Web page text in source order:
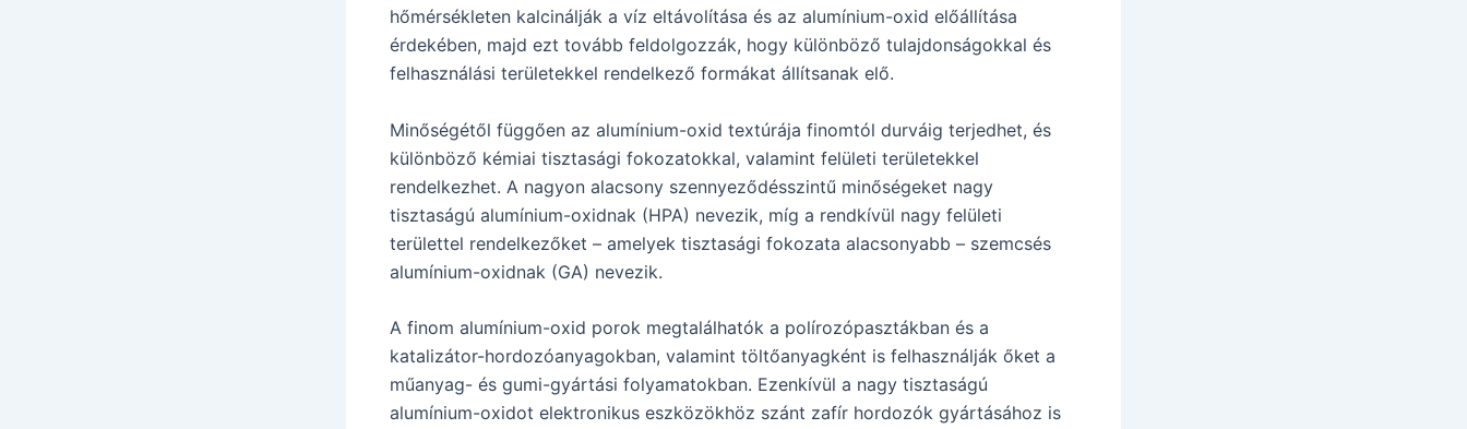
hőmérsékleten kalcinálják a víz eltávolítása és az alumínium-oxid előállítása
érdekében, majd ezt tovább feldolgozzák, hogy különböző tulajdonságokkal és
felhasználási területekkel rendelkező formákat állítsanak elő.
Minőségétől függően az alumínium-oxid textúrája finomtól durváig terjedhet, és
különböző kémiai tisztasági fokozatokkal, valamint felületi területekkel
rendelkezhet. A nagyon alacsony szennyeződésszintű minőségeket nagy
tisztaságú alumínium-oxidnak (HPA) nevezik, míg a rendkívül nagy felületi
területtel rendelkezőket – amelyek tisztasági fokozata alacsonyabb – szemcsés
alumínium-oxidnak (GA) nevezik.
A finom alumínium-oxid porok megtalálhatók a polírozópasztákban és a
katalizátor-hordozóanyagokban, valamint töltőanyagként is felhasználják őket a
műanyag- és gumi-gyártási folyamatokban. Ezenkívül a nagy tisztaságú
alumínium-oxidot elektronikus eszközökhöz szánt zafír hordozók gyártásához is